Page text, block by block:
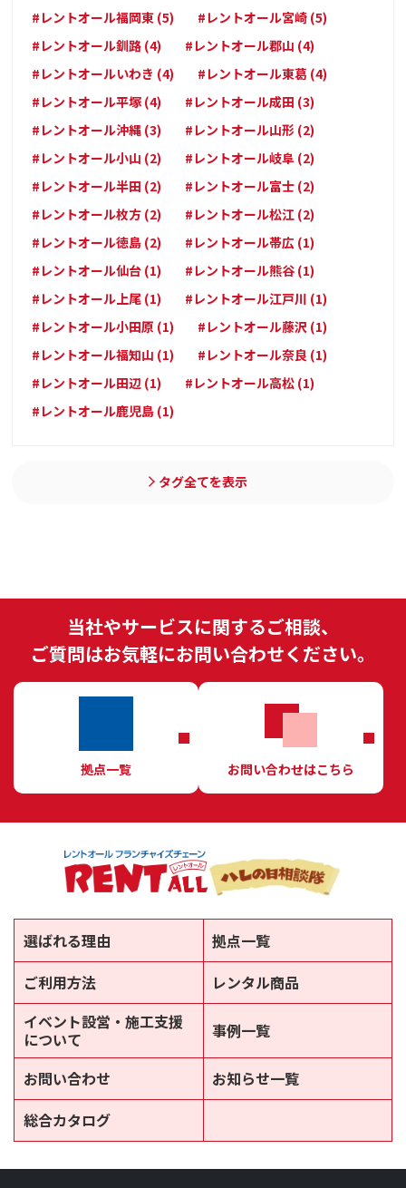
#レントオール福岡東 (5)
#レントオール宮崎 (5)
#レントオール釧路 (4)
#レントオール郡山 (4)
#レントオールいわき (4)
#レントオール東葛 (4)
#レントオール平塚 (4)
#レントオール成田 (3)
#レントオール沖縄 (3)
#レントオール山形 (2)
#レントオール小山 (2)
#レントオール岐阜 (2)
#レントオール半田 (2)
#レントオール富士 (2)
#レントオール枚方 (2)
#レントオール松江 (2)
#レントオール徳島 (2)
#レントオール帯広 (1)
#レントオール仙台 (1)
#レントオール熊谷 (1)
#レントオール上尾 (1)
#レントオール江戸川 (1)
#レントオール小田原 (1)
#レントオール藤沢 (1)
#レントオール福知山 (1)
#レントオール奈良 (1)
#レントオール田辺 (1)
#レントオール高松 (1)
#レントオール鹿児島 (1)
タグ全てを表示
当社やサービスに関するご相談、
ご質問はお気軽にお問い合わせください。
拠点一覧 お問い合わせはこちら
選ばれる理由
拠点一覧
ご利用方法
レンタル商品
イベント設営・施工支援
について
事例一覧
お問い合わせ
お知らせ一覧
総合カタログ
新しいウィンドウで開きます